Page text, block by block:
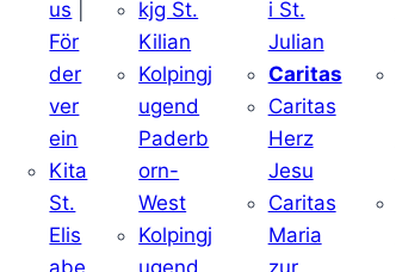
us
För
der
ver
ein
Kita
St.
Elis
abe
kjg St.
Kilian
Kolpingj
ugend
Paderb
orn-
West
Kolpingj
ugend
i St.
Julian
Caritas
Caritas
Herz
Jesu
Caritas
Maria
zur